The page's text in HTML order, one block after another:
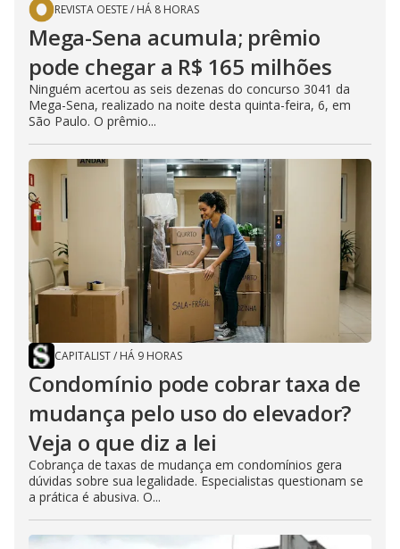
REVISTA OESTE/ HÁ 8 HORAS
Mega-Sena acumula; prêmio
pode chegar a R$ 165 milhões
Ninguém acertou as seis dezenas do concurso 3041 da
Mega-Sena, realizado na noite desta quinta-feira, 6, em
São Paulo. O prêmio...
CAPITALIST/ HÁ 9 HORAS
Condomínio pode cobrar taxa de
mudança pelo uso do elevador?
Veja o que diz a lei
Cobrança de taxas de mudança em condomínios gera
dúvidas sobre sua legalidade. Especialistas questionam se
a prática é abusiva. O...